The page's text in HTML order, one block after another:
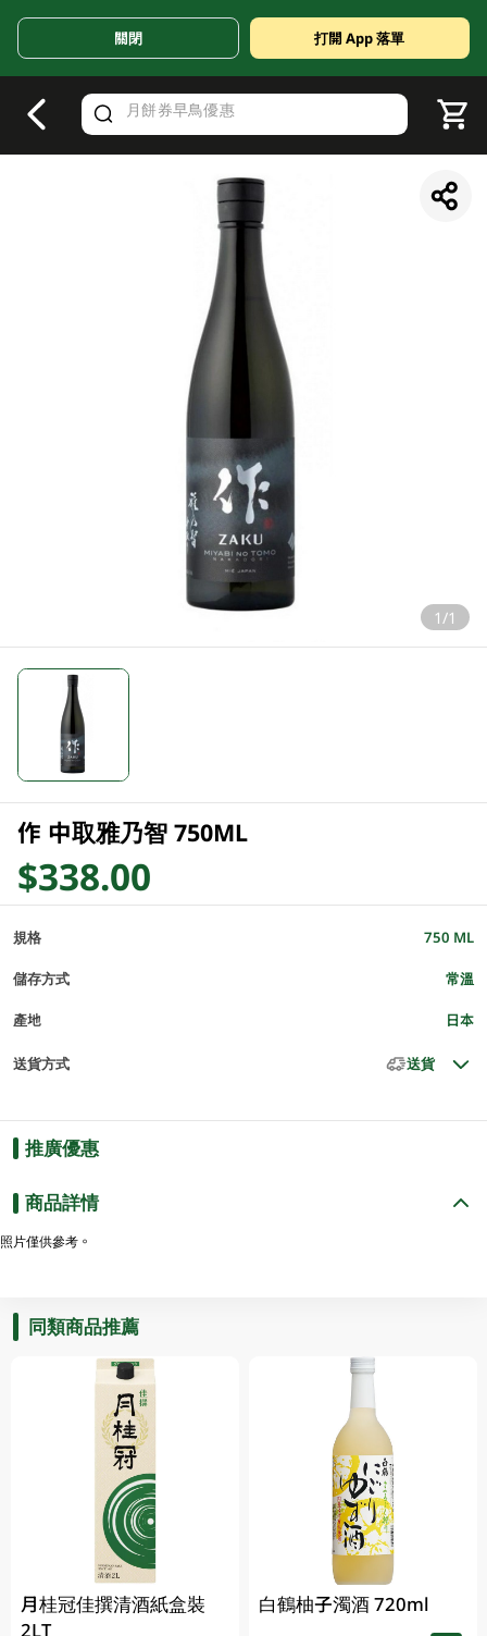
Valid Until 30 June 2026
關閉 打開 App 落單
1/1
作 中取雅乃智 750ML
$338.00
規格 750 ML
儲存方式 常溫
產地 日本
送貨方式 送貨
推廣優惠
商品詳情
照片僅供參考。
同類商品推薦
月桂冠佳撰清酒紙盒裝
2LT
白鶴柚子濁酒 720ml